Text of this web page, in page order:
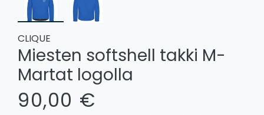
CLIQUE
Miesten softshell takki M-
Martat logolla
90,00 €